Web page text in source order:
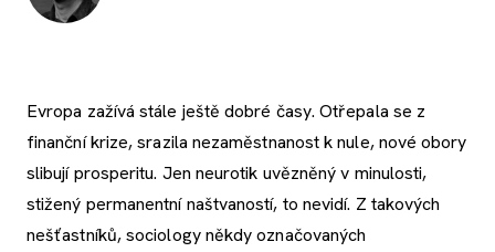
Evropa zažívá stále ještě dobré časy. Otřepala se z
finanční krize, srazila nezaměstnanost k nule, nové obory
slibují prosperitu. Jen neurotik uvězněný v minulosti,
stižený permanentní naštvaností, to nevidí. Z takových
nešťastníků, sociology někdy označovaných